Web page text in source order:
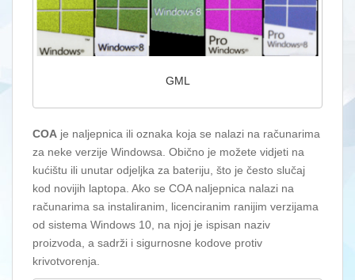
GML
COA je naljepnica ili oznaka koja se nalazi na računarima
za neke verzije Windowsa. Obično je možete vidjeti na
kućištu ili unutar odjeljka za bateriju, što je često slučaj
kod novijih laptopa. Ako se COA naljepnica nalazi na
računarima sa instaliranim, licenciranim ranijim verzijama
od sistema Windows 10, na njoj je ispisan naziv
proizvoda, a sadrži i sigurnosne kodove protiv
krivotvorenja.